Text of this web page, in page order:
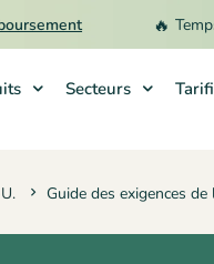
Temps
Secteurs
Guide des exigences